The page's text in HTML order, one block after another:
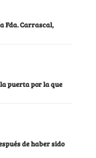
Fda. Carrascal,
puerta por la que
de haber sido